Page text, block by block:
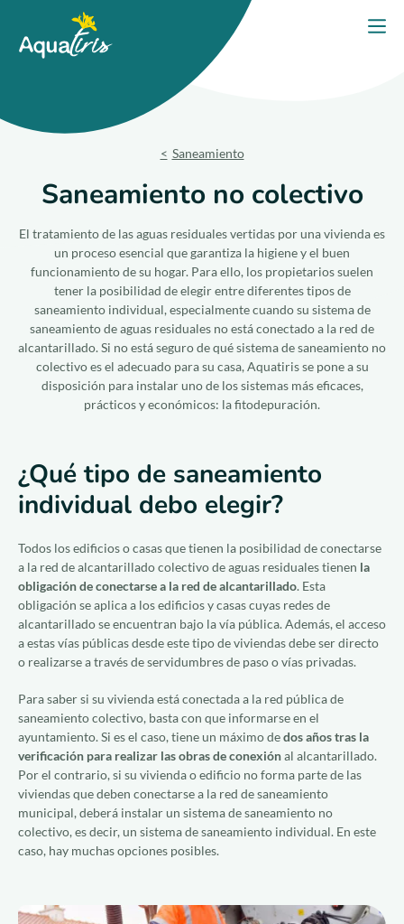
ES
Nuestros productos
Nuestros consejos
Contáctanos
Saneamiento
Saneamiento no colectivo
El tratamiento de las aguas residuales vertidas por una vivienda es
un proceso esencial que garantiza la higiene y el buen
funcionamiento de su hogar. Para ello, los propietarios suelen
tener la posibilidad de elegir entre diferentes tipos de
saneamiento individual, especialmente cuando su sistema de
saneamiento de aguas residuales no está conectado a la red de
alcantarillado. Si no está seguro de qué sistema de saneamiento no
colectivo es el adecuado para su casa, Aquatiris se pone a su
disposición para instalar uno de los sistemas más eficaces,
prácticos y económicos: la fitodepuración.
¿Qué tipo de saneamiento
individual debo elegir?
Todos los edificios o casas que tienen la posibilidad de conectarse
a la red de alcantarillado colectivo de aguas residuales tienen la
obligación de conectarse a la red de alcantarillado. Esta
obligación se aplica a los edificios y casas cuyas redes de
alcantarillado se encuentran bajo la vía pública. Además, el acceso
a estas vías públicas desde este tipo de viviendas debe ser directo
o realizarse a través de servidumbres de paso o vías privadas.
Para saber si su vivienda está conectada a la red pública de
saneamiento colectivo, basta con que informarse en el
ayuntamiento. Si es el caso, tiene un máximo dedos años tras la
verificación para realizar las obras de conexiónal alcantarillado.
Por el contrario, si su vivienda o edificio no forma parte de las
viviendas que deben conectarse a la red de saneamiento
municipal, deberá instalar un sistema de saneamiento no
colectivo, es decir, un sistema de saneamiento individual. En este
caso, hay muchas opciones posibles.